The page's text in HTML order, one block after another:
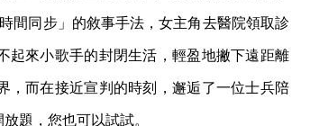
間同步」的敘事手法，女主角去醫院領取診
起來小歌手的封閉生活，輕盈地撇下遠距離
，而在接近宣判的時刻，邂逅了一位士兵陪
題，您也可以試試。